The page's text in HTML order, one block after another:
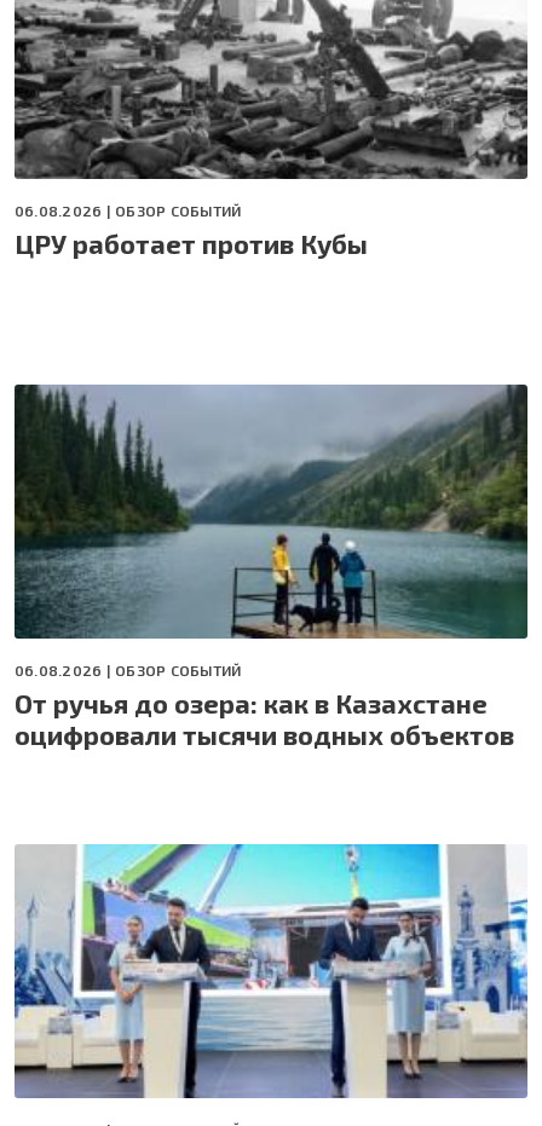
06.08.2026 | ОБЗОР СОБЫТИЙ
ЦРУ работает против Кубы
06.08.2026 | ОБЗОР СОБЫТИЙ
От ручья до озера: как в Казахстане
оцифровали тысячи водных объектов